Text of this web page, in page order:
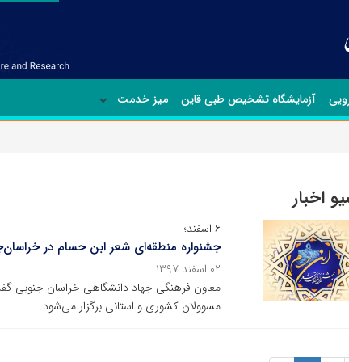
آزمایشگاه تشخیص طبی قاین میز خدمت
اخبار
۶ اسفند؛
جشنواره منطقه‌ای شعر ابن حسام در
۰۲ اسفند ۱۳۹۷
مسوولان کشوری و استانی برگزار می‌شود.